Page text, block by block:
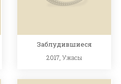
Заблудившиеся
2017,Ужасы